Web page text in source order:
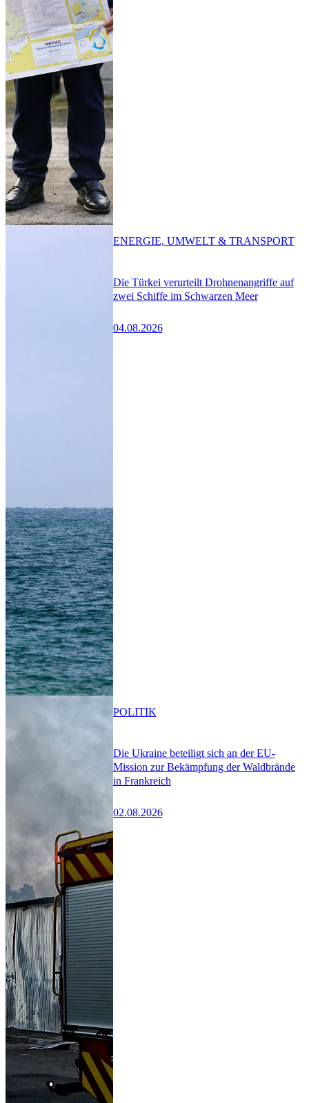
Die Türkei verurteilt Drohnenangriffe auf
zwei Schiffe im Schwarzen Meer
04.08.2026
ENERGIE, UMWELT & TRANSPORT
Die Ukraine beteiligt sich an der EU-
Mission zur Bekämpfung der Waldbrände
in Frankreich
02.08.2026
POLITIK